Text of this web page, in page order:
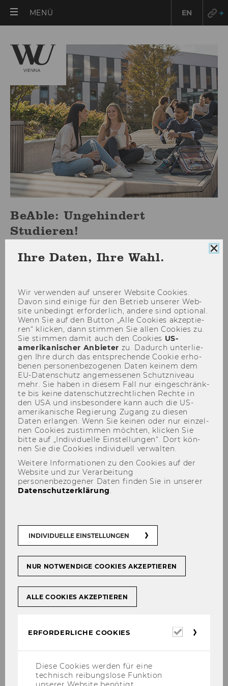
MENÜ EN
BeAble: Ungehindert
Studieren!
Herz­lich Will­kom­men bei Be­A­
ble!
Unser Ziel:
Stu­die­ren­den mit Be­ein­träch­ti­gung ein
bar­rie­re­frei­es Stu­di­um er­mög­li­chen.
Ziel­grup­pe
Das Pro­gramm Be­A­ble rich­tet sich an Per­so­
phy­si­schen Be­ein­träch­ti­gun­gen
psy­chi­schen Be­ein­träch­ti­gun­gen
Ihre Daten, Ihre Wahl.
Wir ver­wen­den auf un­se­rer Web­site Coo­kies.
Davon sind ei­ni­ge für den Be­trieb un­se­rer Web­
site un­be­dingt er­for­der­lich, an­de­re sind op­tio­nal.
Wenn Sie auf den But­ton „Alle Coo­kies ak­zep­tie­
ren“ kli­cken, dann stim­men Sie allen Coo­kies zu.
Sie stim­men damit auch den Coo­kies US-​
amerikanischer An­bie­ter zu. Da­durch un­ter­lie­
gen Ihre durch das ent­spre­chen­de Coo­kie er­ho­
be­nen per­so­nen­be­zo­ge­nen Daten kei­nem dem
EU-​Datenschutz an­ge­mes­se­nen Schutz­ni­veau
mehr. Sie haben in die­sem Fall nur ein­ge­schränk­
te bis keine da­ten­schutz­recht­li­chen Rech­te in
den USA und ins­be­son­de­re kann auch die US-​
amerikanische Re­gie­rung Zu­gang zu die­sen
Daten er­lan­gen. Wenn Sie kei­nen oder nur ein­zel­
nen Coo­kies zu­stim­men möch­ten, kli­cken Sie
bitte auf „In­di­vi­du­el­le Ein­stel­lun­gen“. Dort kön­
nen Sie die Coo­kies in­di­vi­du­ell ver­wal­ten.
Weitere Informationen zu den Cookies auf der
Website und zur Verarbeitung
personenbezogener Daten finden Sie in unserer
Datenschutzerklärung
INDIVIDUELLE EINSTELLUNGEN
NUR NOTWENDIGE COOKIES AKZEPTIEREN
ALLE COOKIES AKZEPTIEREN
ERFORDERLICHE COOKIES
Diese Cookies werden für eine
technisch reibungslose Funktion